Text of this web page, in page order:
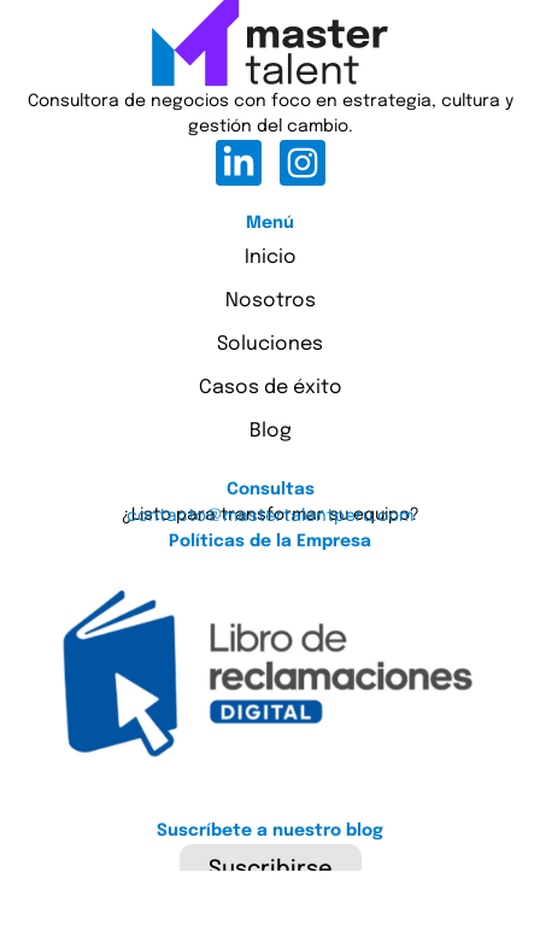
Consultora de negocios con foco en estrategia, cultura y
gestión del cambio.
Menú
Inicio
Nosotros
Soluciones
Casos de éxito
Blog
Consultas
¿Listo para transformar su equipo?
contacto@mastertalentperu.com
Políticas de la Empresa
Suscríbete a nuestro blog
Suscribirse